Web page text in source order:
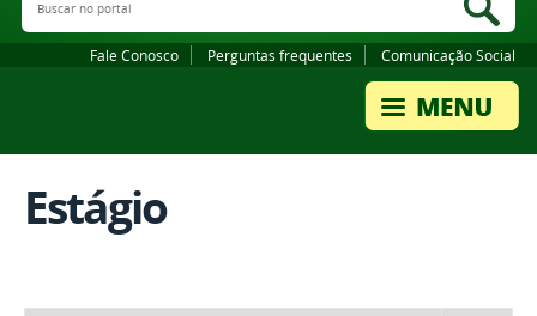
Fale Conosco Perguntas frequentes Comunicação Social
Estágio